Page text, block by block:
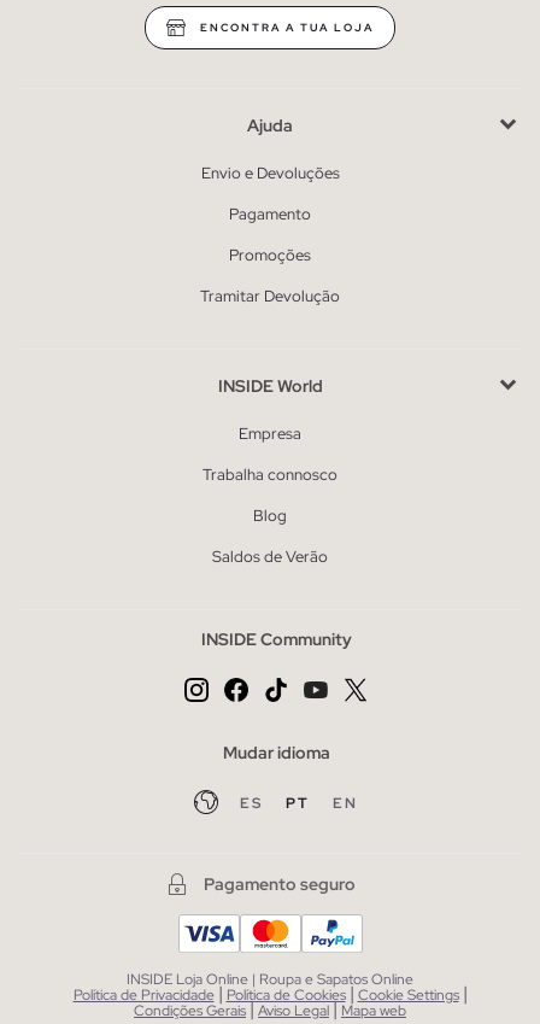
ENCONTRA A TUA LOJA
Ajuda
Envio e Devoluções
Pagamento
Promoções
Tramitar Devolução
INSIDE World
Empresa
Trabalha connosco
Blog
Saldos de Verão
INSIDE Community
Mudar idioma
ES PT EN
Pagamento seguro
INSIDE Loja Online | Roupa e Sapatos Online
Política de Privacidade | Política de Cookies | Cookie Settings |
Condições Gerais|Aviso Legal| Mapa web